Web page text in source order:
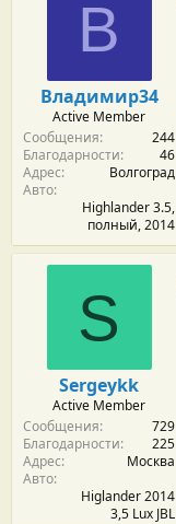
В
Владимир34
Active Member
Сообщения
244
Благодарности
46
Адрес
Волгоград
Авто
Highlander 3.5,
полный, 2014
S
Sergeykk
Active Member
Сообщения
729
Благодарности
225
Адрес
Москва
Авто
Higlander 2014
3,5 Lux JBL